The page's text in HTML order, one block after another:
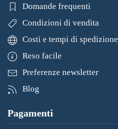
Domande frequenti
Condizioni di vendita
Costi e tempi di spedizione
Reso facile
Preferenze newsletter
Blog
Pagamenti